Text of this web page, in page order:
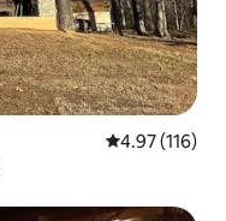
평점 4.97점(5
4.97 (116)